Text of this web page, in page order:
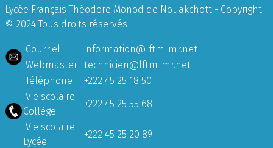
Lycée Français Théodore Monod de Nouakchott - Copyright
© 2024 Tous droits réservés
Courriel
information@lftm-mr.net
Webmaster technicien@lftm-mr.net
Téléphone
+222 45 25 18 50
Vie scolaire
Collège
+222 45 25 55 68
Vie scolaire
Lycée
+222 45 25 20 89